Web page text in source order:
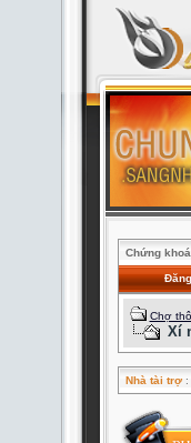
Chứng
Chợ
Xí
Nhà tài trợ: